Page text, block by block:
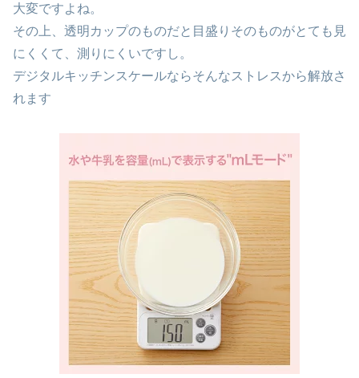
大変ですよね。
その上、透明カップのものだと目盛りそのものがとても見
にくくて、測りにくいですし。
デジタルキッチンスケールならそんなストレスから解放さ
れます